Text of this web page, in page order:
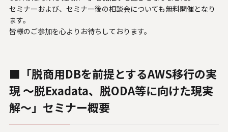
情報セキュリティ基本方針
個人情報保護方針
個人情報の取り扱いについて
外部送信ポリシー
セミナーおよび、セミナー後の相談会についても無料開催となり
ます。
皆様のご参加を心よりお待ちしております。
■「脱商用DBを前提とするAWS移行の実
現 ～脱Exadata、脱ODA等に向けた現実
解～」セミナー概要